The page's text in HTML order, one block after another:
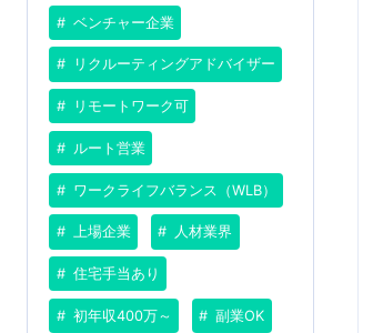
ベンチャー企業
リクルーティングアドバイザー
リモートワーク可
ルート営業
ワークライフバランス（WLB）
上場企業 人材業界
住宅手当あり
初年収400万～ 副業OK